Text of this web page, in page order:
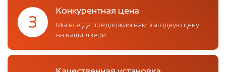
3
Конкурентная цена
Мы всегда предложим вам выгодную цену
на наши двери